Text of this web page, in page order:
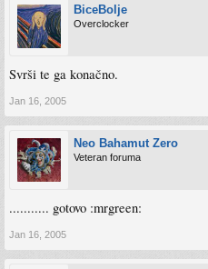
BiceBolje
Overclocker
Svrši te ga konačno.
Jan 16, 2005
Neo Bahamut Zero
Veteran foruma
........... gotovo :mrgreen:
Jan 16, 2005